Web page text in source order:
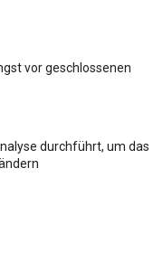
vor geschlossenen
durchführt, um das